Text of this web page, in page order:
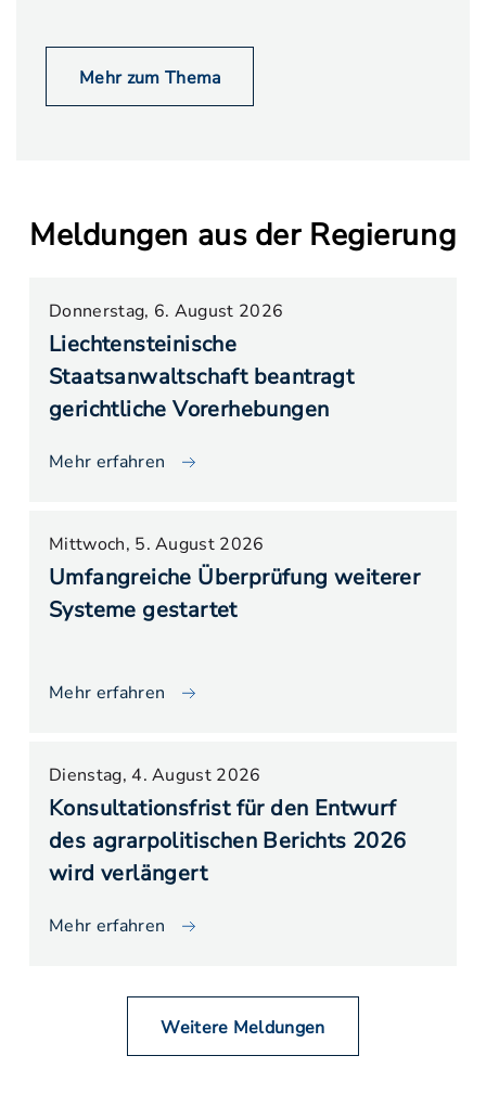
Mehr zum Thema
Meldungen aus der Regierung
Donnerstag, 6. August 2026
Liechtensteinische
Staatsanwaltschaft beantragt
gerichtliche Vorerhebungen
Mehr erfahren
Mittwoch, 5. August 2026
Umfangreiche Überprüfung weiterer
Systeme gestartet
Mehr erfahren
Dienstag, 4. August 2026
Konsultationsfrist für den Entwurf
des agrarpolitischen Berichts 2026
wird verlängert
Mehr erfahren
Weitere Meldungen